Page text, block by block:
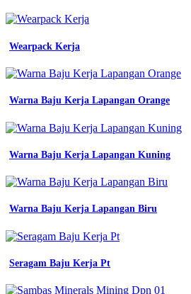
seragam
pramuka
ppt
baju
Batik
Wonogiren
Bed
Pada
Seragam
Kerja
pramuka
lengkap
Wearpack Kerja
Warna Baju Kerja Lapangan Orange
Warna Baju Kerja Lapangan Kuning
Warna Baju Kerja Lapangan Biru
Seragam Baju Kerja Pt